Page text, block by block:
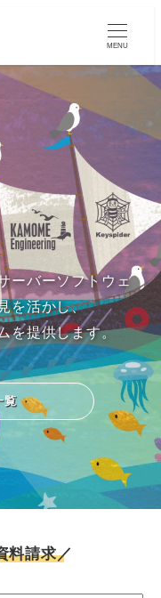
MENU
ーバーソフトウェ
を活かし、
を提供します。
覧
料請求／